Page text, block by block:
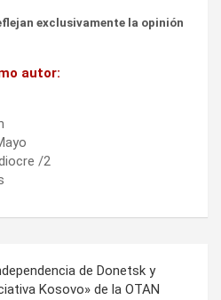
exclusivamente la opinión
autor:
/2
de Donetsk y
Kosovo» de la OTAN